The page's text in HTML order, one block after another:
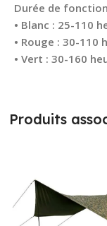
Durée de
• Blanc : 25-110
• Rouge : 30-110
• Vert : 30-160
Produits